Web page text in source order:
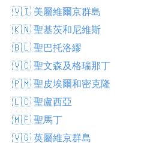
🇻🇮 美屬維爾京群島
🇰🇳 聖基茨和尼維斯
🇧🇱 聖巴托洛繆
🇻🇨 聖文森及格瑞那丁
🇵🇲 聖皮埃爾和密克隆
🇱🇨 聖盧西亞
🇲🇫 聖馬丁
🇻🇬 英屬維京群島